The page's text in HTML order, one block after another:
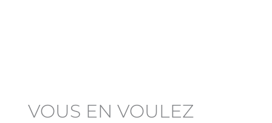
VOUS EN VOULEZ